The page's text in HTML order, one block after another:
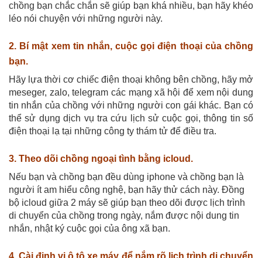
chồng bạn chắc chắn sẽ giúp bạn khá nhiều, bạn hãy khéo
léo nói chuyện với những người này.
2. Bí mật xem tin nhắn, cuộc gọi điện thoại của chồng
bạn.
Hãy lựa thời cơ chiếc điện thoại không bên chồng, hãy mở
meseger, zalo, telegram các mạng xã hội để xem nội dung
tin nhắn của chồng với những người con gái khác. Bạn có
thể sử dụng dịch vụ tra cứu lịch sử cuộc gọi, thông tin số
điện thoại lạ tại những công ty thám tử để điều tra.
3. Theo dõi chồng ngoại tình bằng icloud.
Nếu bạn và chồng bạn đều dùng iphone và chồng bạn là
người ít am hiểu công nghệ, bạn hãy thử cách này. Đồng
bộ icloud giữa 2 máy sẽ giúp bạn theo dõi được lịch trình
di chuyển của chồng trong ngày, nắm được nội dung tin
nhắn, nhật ký cuộc gọi của ông xã bạn.